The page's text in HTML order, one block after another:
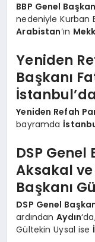
BBP Genel
nedeniyle Kurban
Arabistan‘ın
Yeniden
Başkanı
İstanbul’da
Yeniden Refah
bayramda
DSP Genel
Aksakal
Başkanı
DSP Genel
ardındanAydın
Gültekin Uysal ise